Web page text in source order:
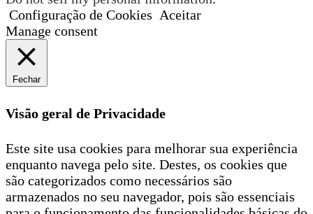
Configuração de Cookies Aceitar
Manage consent
Fechar
Visão geral de Privacidade
Este site usa cookies para melhorar sua experiência
enquanto navega pelo site. Destes, os cookies que
são categorizados como necessários são
armazenados no seu navegador, pois são essenciais